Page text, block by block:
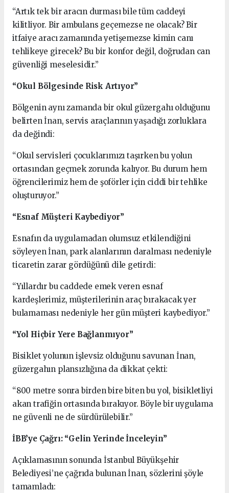
“Artık tek bir aracın durması bile tüm caddeyi
kilitliyor. Bir ambulans geçemezse ne olacak? Bir
itfaiye aracı zamanında yetişemezse kimin canı
tehlikeye girecek? Bu bir konfor değil, doğrudan can
güvenliği meselesidir.”
“Okul Bölgesinde Risk Artıyor”
Bölgenin aynı zamanda bir okul güzergahı olduğunu
belirten İnan, servis araçlarının yaşadığı zorluklara
da değindi:
“Okul servisleri çocuklarımızı taşırken bu yolun
ortasından geçmek zorunda kalıyor. Bu durum hem
öğrencilerimiz hem de şoförler için ciddi bir tehlike
oluşturuyor.”
“Esnaf Müşteri Kaybediyor”
Esnafın da uygulamadan olumsuz etkilendiğini
söyleyen İnan, park alanlarının daralması nedeniyle
ticaretin zarar gördüğünü dile getirdi:
“Yıllardır bu caddede emek veren esnaf
kardeşlerimiz, müşterilerinin araç bırakacak yer
bulamaması nedeniyle her gün müşteri kaybediyor.”
“Yol Hiçbir Yere Bağlanmıyor”
Bisiklet yolunun işlevsiz olduğunu savunan İnan,
güzergahın plansızlığına da dikkat çekti:
“800 metre sonra birden bire biten bu yol, bisikletliyi
akan trafiğin ortasında bırakıyor. Böyle bir uygulama
ne güvenli ne de sürdürülebilir.”
İBB’ye Çağrı: “Gelin Yerinde İnceleyin”
Açıklamasının sonunda İstanbul Büyükşehir
Belediyesi’ne çağrıda bulunan İnan, sözlerini şöyle
tamamladı: